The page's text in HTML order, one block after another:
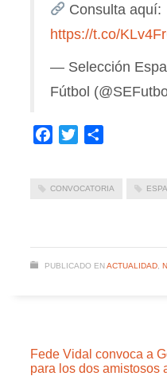
Consulta aquí:
https://t.co/
— Selección
Fútbol
Facebook
Twitter
CONVOCATORIA
PUBLICADO EN ACTUALIDAD,
Fede Vidal convoca a
para los dos amistosos